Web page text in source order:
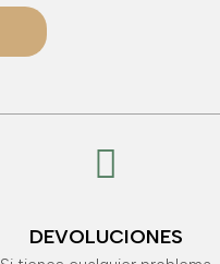

DEVOLUCIONES